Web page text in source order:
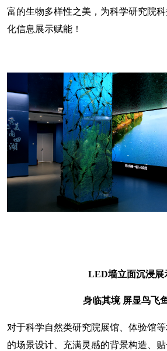
富的生物多样性之美，为科学研究院
化信息展示赋能！
LED墙立面沉浸展
身临其境 屏显鸟飞
对于科学自然类研究院展馆、体验馆
的场景设计、充满灵感的背景构造、贴